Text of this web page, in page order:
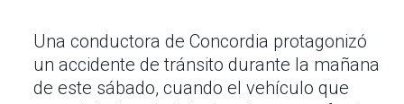
Una conductora de Concordia protagonizó
un accidente de tránsito durante la mañana
de este sábado, cuando el vehículo que